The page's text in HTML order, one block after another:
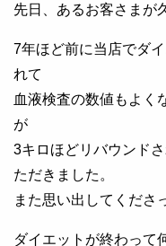
先日、あるお客さまが
7年ほど前に当店でダ
れて
血液検査の数値もよく
が
3キロほどリバウンド
ただきました。
また思い出してくださ
ダイエットが終わって